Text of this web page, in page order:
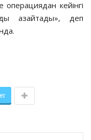
операциядан кейінгі
азайтады», деп